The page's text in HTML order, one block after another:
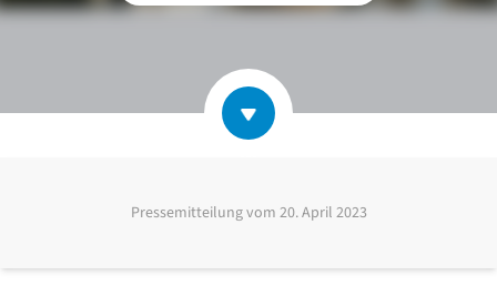
Pressemitteilung vom 20. April 2023